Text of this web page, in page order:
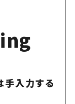
手入力する